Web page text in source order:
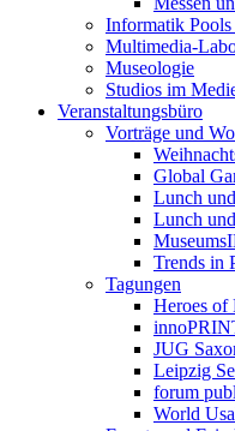
Informatik
Multimedia-
Museologie
Studios im
Veranstaltungsbüro
Vorträge und
Global
Lunch
Lunch
Trends in
Tagungen
Heroes of
JUG
Leipzig
forum
World